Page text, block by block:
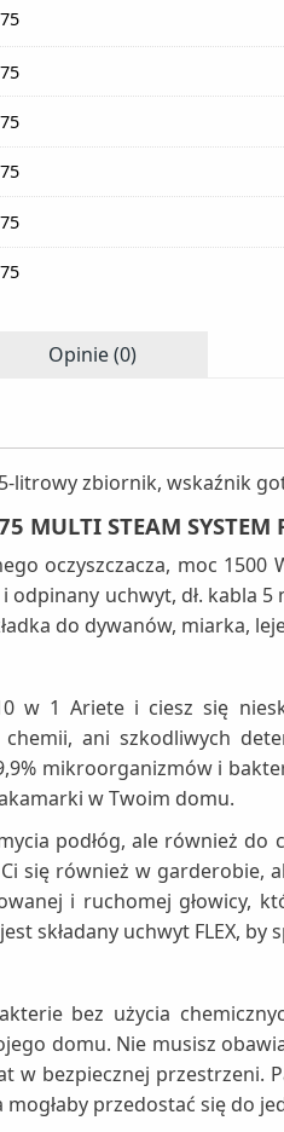
Opinie (0)
litrowy zbiornik, wskaźnik
MULTI STEAM SYSTEM
oczyszczacza, moc
odpinany uchwyt, dł. kabla
do dywanów, miarka,
w 1 Ariete i ciesz się
ani szkodliwych
mikroorganizmów i
w Twoim domu.
podłóg, ale również
się również w
i ruchomej głowicy,
składany uchwyt FLEX, by
bez użycia
domu. Nie musisz
w bezpiecznej przestrzeni.
przedostać się do